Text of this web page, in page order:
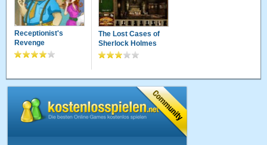
Receptionist's
Revenge
The Lost Cases of
Sherlock Holmes